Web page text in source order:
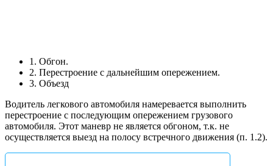
1. Обгон.
2. Перестроение с дальнейшим опережением.
3. Объезд
Водитель легкового автомобиля намеревается выполнить
перестроение с последующим опережением грузового
автомобиля. Этот маневр не является обгоном, т.к. не
осуществляется выезд на полосу встречного движения (п. 1.2).